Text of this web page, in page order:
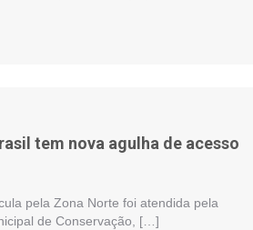
tem nova agulha de acesso
pela Zona Norte foi atendida pela
de Conservação, […]